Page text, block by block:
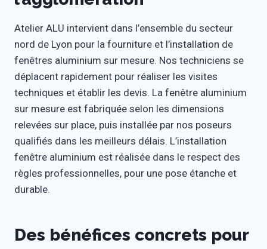
Atelier ALU intervient dans l’ensemble du secteur
nord de Lyon pour la fourniture et l’installation de
fenêtres aluminium sur mesure. Nos techniciens se
déplacent rapidement pour réaliser les visites
techniques et établir les devis. La fenêtre aluminium
sur mesure est fabriquée selon les dimensions
relevées sur place, puis installée par nos poseurs
qualifiés dans les meilleurs délais. L’installation
fenêtre aluminium est réalisée dans le respect des
règles professionnelles, pour une pose étanche et
durable.
Des bénéfices concrets pour